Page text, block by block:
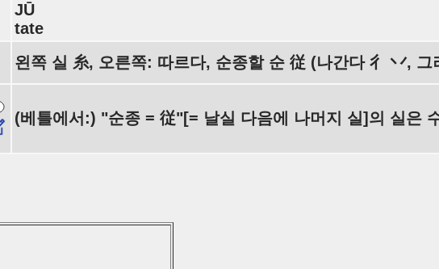
JŪ
tate
왼쪽 실 糸, 오른쪽: 따르다, 순종할 순 従 (나간다 彳 丷, 그
(베틀에서:) "순종 = 従"[= 날실 다음에 나머지 실]의 실은